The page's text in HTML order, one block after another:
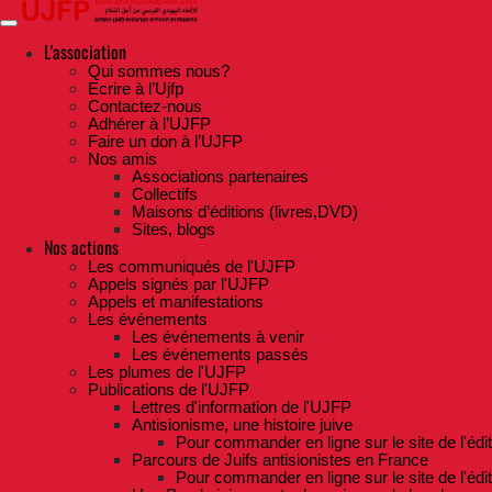
Skip
to
contentL'association
Qui sommes nous?
Ecrire à l’Ujfp
Contactez-nous
Adhérer à l’UJFP
Faire un don à l’UJFP
Nos amis
Associations partenaires
Collectifs
Maisons d’éditions (livres,DVD)
Sites, blogs
Nos actions
Les communiqués de l'UJFP
Appels signés par l'UJFP
Appels et manifestations
Les événements
Les événements à venir
Les événements passés
Les plumes de l'UJFP
Publications de l'UJFP
Lettres d'information de l'UJFP
Antisionisme, une histoire juive
Pour commander en ligne sur le site de
Parcours de Juifs antisionistes en France
Pour commander en ligne sur le site de